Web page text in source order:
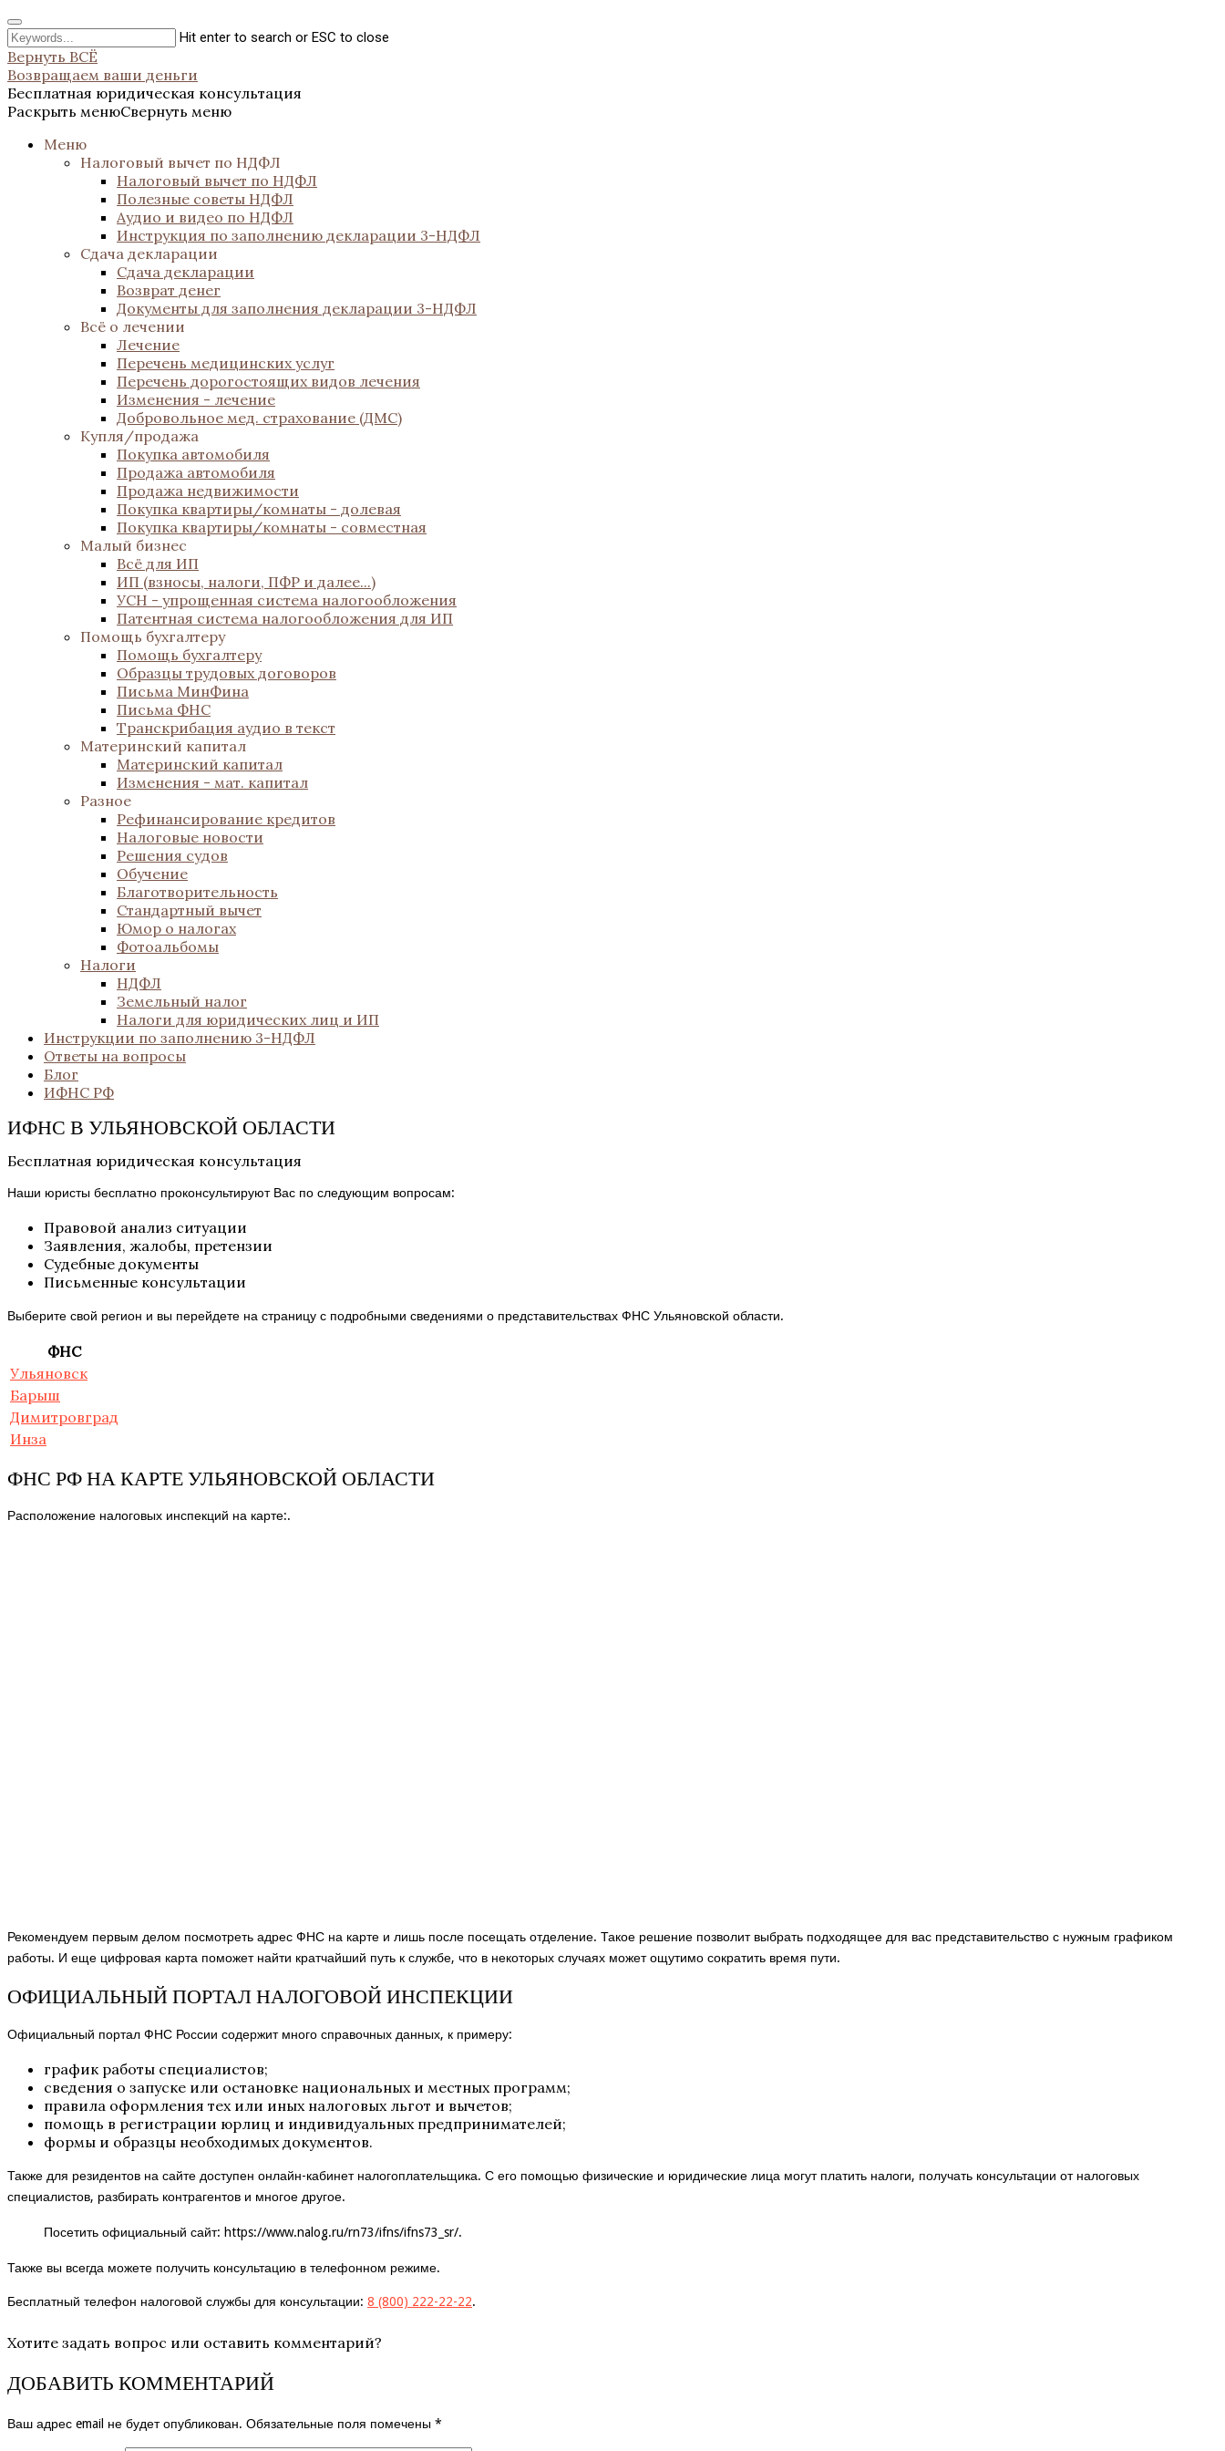
Hit enter to search or ESC to close
Вернуть ВСЁ
Возвращаем ваши деньги
Бесплатная юридическая консультация
Раскрыть менюСвернуть меню
Меню
Налоговый вычет по НДФЛ
Налоговый вычет по НДФЛ
Полезные советы НДФЛ
Аудио и видео по НДФЛ
Инструкция по заполнению декларации 3-НДФЛ
Сдача декларации
Сдача декларации
Возврат денег
Документы для заполнения декларации 3-НДФЛ
Всё о лечении
Лечение
Перечень медицинских услуг
Перечень дорогостоящих видов лечения
Изменения - лечение
Добровольное мед. страхование (ДМС)
Купля/продажа
Покупка автомобиля
Продажа автомобиля
Продажа недвижимости
Покупка квартиры/комнаты - долевая
Покупка квартиры/комнаты - совместная
Малый бизнес
Всё для ИП
ИП (взносы, налоги, ПФР и далее...)
УСН - упрощенная система налогообложения
Патентная система налогообложения для ИП
Помощь бухгалтеру
Помощь бухгалтеру
Образцы трудовых договоров
Письма МинФина
Письма ФНС
Транскрибация аудио в текст
Материнский капитал
Материнский капитал
Изменения - мат. капитал
Разное
Рефинансирование кредитов
Налоговые новости
Решения судов
Обучение
Благотворительность
Стандартный вычет
Юмор о налогах
Фотоальбомы
Налоги
НДФЛ
Земельный налог
Налоги для юридических лиц и ИП
Инструкции по заполнению 3-НДФЛ
Ответы на вопросы
Блог
ИФНС РФ
ИФНС В УЛЬЯНОВСКОЙ ОБЛАСТИ
Бесплатная юридическая консультация
Наши юристы бесплатно проконсультируют Вас по следующим вопросам:
Правовой анализ ситуации
Заявления, жалобы, претензии
Судебные документы
Письменные консультации
Выберите свой регион и вы перейдете на страницу с подробными сведениями о представительствах ФНС Ульяновской области.
ФНС
Ульяновск
Барыш
Димитровград
Инза
ФНС РФ НА КАРТЕ УЛЬЯНОВСКОЙ ОБЛАСТИ
Расположение налоговых инспекций на карте:.
Рекомендуем первым делом посмотреть адрес ФНС на карте и лишь после посещать отделение. Такое решение позволит выбрать подходящее для вас представительство с нужным графиком
работы. И еще цифровая карта поможет найти кратчайший путь к службе, что в некоторых случаях может ощутимо сократить время пути.
ОФИЦИАЛЬНЫЙ ПОРТАЛ НАЛОГОВОЙ ИНСПЕКЦИИ
Официальный портал ФНС России содержит много справочных данных, к примеру:
график работы специалистов;
сведения о запуске или остановке национальных и местных программ;
правила оформления тех или иных налоговых льгот и вычетов;
помощь в регистрации юрлиц и индивидуальных предпринимателей;
формы и образцы необходимых документов.
Также для резидентов на сайте доступен онлайн-кабинет налогоплательщика. С его помощью физические и юридические лица могут платить налоги, получать консультации от налоговых
специалистов, разбирать контрагентов и многое другое.
Посетить официальный сайт: https://www.nalog.ru/rn73/ifns/ifns73_sr/.
Также вы всегда можете получить консультацию в телефонном режиме.
Бесплатный телефон налоговой службы для консультации: 8 (800) 222-22-22.
Хотите задать вопрос или оставить комментарий?
ДОБАВИТЬ КОММЕНТАРИЙ
Ваш адрес email не будет опубликован. Обязательные поля помечены *